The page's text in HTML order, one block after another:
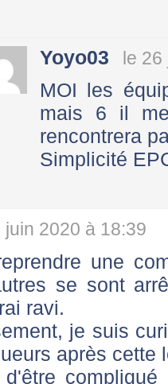
Yoyo03 le 26
MOI les
mais 6 il
rencontrera
Simplicité
juin 2020 à 18:39
une
se sont
ravi.
je suis
après cette